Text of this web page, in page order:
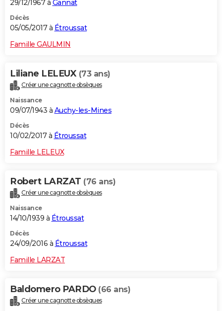
29/12/1967 à Gannat
Décès
05/05/2017 à Étroussat
Famille GAULMIN
Liliane LELEUX (73 ans)
Créer une cagnotte obsèques
Naissance
09/07/1943 à Auchy-les-Mines
Décès
10/02/2017 à Étroussat
Famille LELEUX
Robert LARZAT (76 ans)
Créer une cagnotte obsèques
Naissance
14/10/1939 à Étroussat
Décès
24/09/2016 à Étroussat
Famille LARZAT
Baldomero PARDO (66 ans)
Créer une cagnotte obsèques